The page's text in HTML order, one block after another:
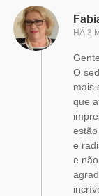
HÁ 3
O
mais
que
e
e